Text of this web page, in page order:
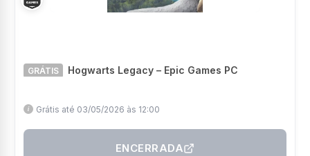
GRÁTIS Hogwarts Legacy – Epic Games PC
Grátis até 03/05/2026 às 12:00
ENCERRADA